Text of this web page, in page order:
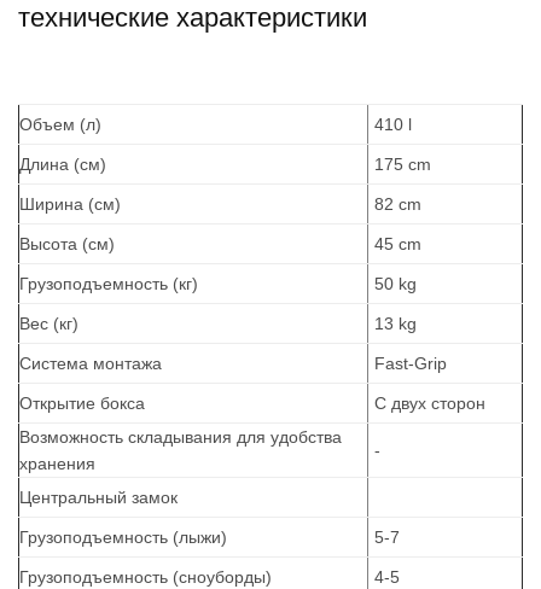
технические характеристики
Объем (л) 410 l
Длина (см) 175 cm
Ширина (см) 82 cm
Высота (см) 45 cm
Грузоподъемность (кг) 50 kg
Вес (кг) 13 kg
Система монтажа Fast-Grip
Открытие бокса
С двух сторон
Возможность складывания для удобства
хранения
-
Центральный замок
Грузоподъемность (лыжи) 5-7
Грузоподъемность (сноуборды) 4-5